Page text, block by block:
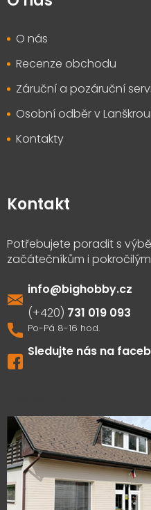
O nás
Recenze obchodu
Záruční a pozáruční
Osobní odběr v
Kontakty
Kontakt
info@bighobby.cz
731 019 093
Sledujte nás na